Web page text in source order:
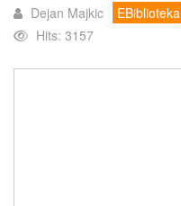
Dejan Majkic EBiblioteka
Hits: 3157